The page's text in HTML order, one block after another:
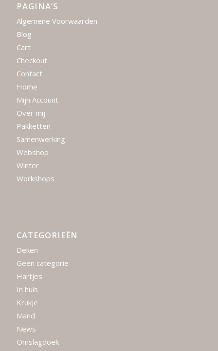
PAGINA’S
Algemene Voorwaarden
Blog
Cart
Checkout
Contact
Home
Mijn Account
Over mij
Pakketten
Samenwerking
Webshop
Winter
Workshops
CATEGORIEËN
Deken
Geen categorie
Hartjes
In huis
Krukje
Mand
News
Omslagdoek